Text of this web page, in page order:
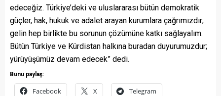
edeceğiz. Türkiye’deki ve uluslararası bütün demokratik
güçler, hak, hukuk ve adalet arayan kurumlara çağrımızdır;
gelin hep birlikte bu sorunun çözümüne katkı sağlayalım.
Bütün Türkiye ve Kürdistan halkına buradan duyurumuzdur;
yürüyüşümüz devam edecek” dedi.
Bunu paylaş:
Facebook X Telegram